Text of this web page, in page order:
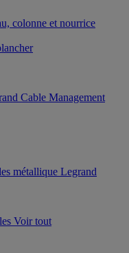
colonne et nourrice
Cable Management
métallique Legrand
Voir tout